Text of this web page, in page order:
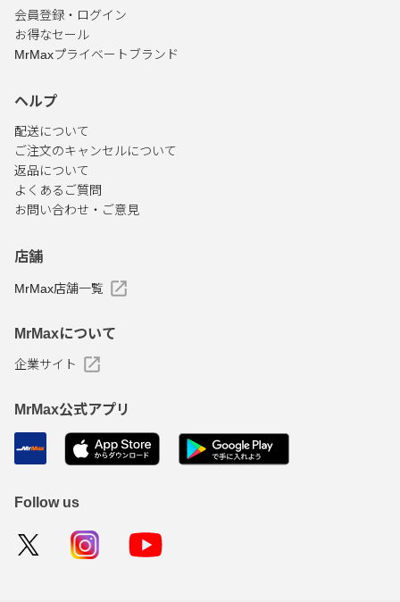
会員登録・ログイン
お得なセール
MrMaxプライベートブランド
ヘルプ
配送について
ご注文のキャンセルについて
返品について
よくあるご質問
お問い合わせ・ご意見
店舗
MrMax店舗一覧
MrMaxについて
企業サイト
MrMax公式アプリ
Follow us